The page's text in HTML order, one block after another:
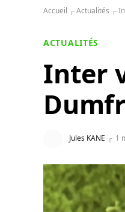
Accueil ┌Actualités ┌
ACTUALITÉS
Inter
Jules KANE 1